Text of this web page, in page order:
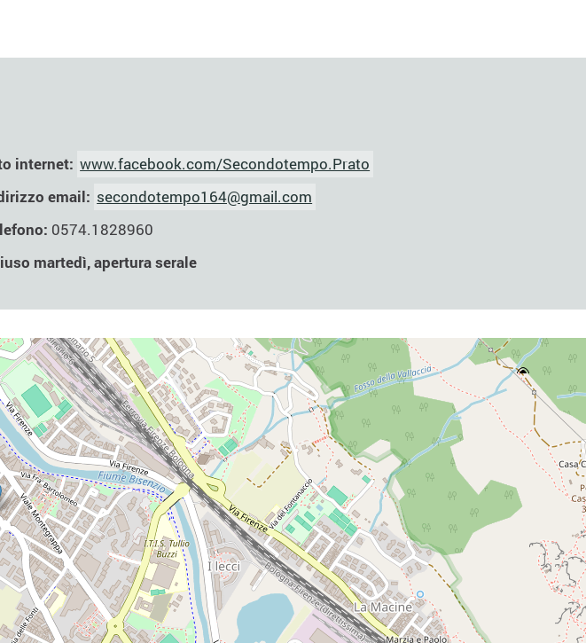
internet: www.facebook.com/Secondotempo.Prato
email: secondotempo164@gmail.com
0574.1828960
martedì, apertura serale